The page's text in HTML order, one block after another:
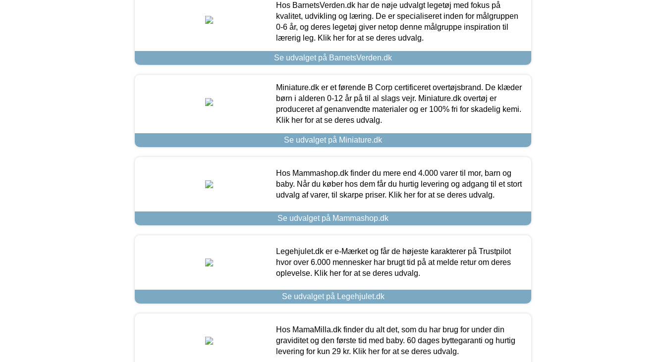
Hos BarnetsVerden.dk har de nøje udvalgt legetøj med fokus på
kvalitet, udvikling og læring. De er specialiseret inden for målgruppen
0-6 år, og deres legetøj giver netop denne målgruppe inspiration til
lærerig leg. Klik her for at se deres udvalg.
Se udvalget på BarnetsVerden.dk
Miniature.dk er et førende B Corp certificeret overtøjsbrand. De klæder
børn i alderen 0-12 år på til al slags vejr. Miniature.dk overtøj er
produceret af genanvendte materialer og er 100% fri for skadelig kemi.
Klik her for at se deres udvalg.
Se udvalget på Miniature.dk
Hos Mammashop.dk finder du mere end 4.000 varer til mor, barn og
baby. Når du køber hos dem får du hurtig levering og adgang til et stort
udvalg af varer, til skarpe priser. Klik her for at se deres udvalg.
Se udvalget på Mammashop.dk
Legehjulet.dk er e-Mærket og får de højeste karakterer på Trustpilot
hvor over 6.000 mennesker har brugt tid på at melde retur om deres
oplevelse. Klik her for at se deres udvalg.
Se udvalget på Legehjulet.dk
Hos MamaMilla.dk finder du alt det, som du har brug for under din
graviditet og den første tid med baby. 60 dages byttegaranti og hurtig
levering for kun 29 kr. Klik her for at se deres udvalg.